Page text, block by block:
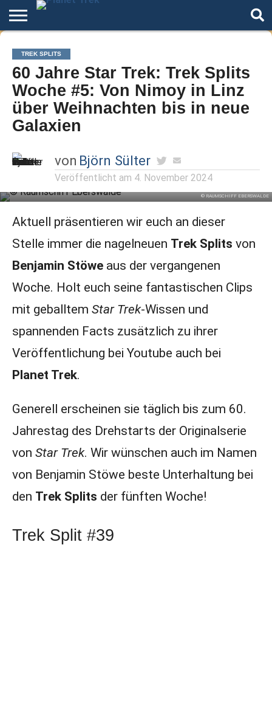
Home
Der
Podcast
Über
Star
Trek
Artikel
Andere
Welten
Autoren
Night
Mode
TREK SPLITS
60 Jahre Star Trek: Trek Splits
Woche #5: Von Nimoy in Linz
über Weihnachten bis in neue
Galaxien
von Björn Sülter
Veröffentlicht am 4. November 2024
© RAUMSCHIFF EBERSWALDE
Aktuell präsentieren wir euch an dieser
Stelle immer die nagelneuen Trek Splits von
Benjamin Stöweaus der vergangenen
Woche. Holt euch seine fantastischen Clips
mit geballtem Star Trek-Wissen und
spannenden Facts zusätzlich zu ihrer
Veröffentlichung bei Youtube auch bei
Planet Trek.
Generell erscheinen sie täglich bis zum 60.
Jahrestag des Drehstarts der Originalserie
von Star Trek. Wir wünschen auch im Namen
von Benjamin Stöwe beste Unterhaltung bei
den Trek Splits der fünften Woche!
Trek Split #39